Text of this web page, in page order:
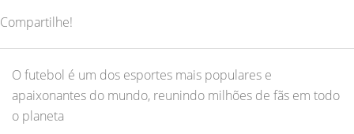
Compartilhe!
O futebol é um dos esportes mais populares e
apaixonantes do mundo, reunindo milhões de fãs em todo
o planeta